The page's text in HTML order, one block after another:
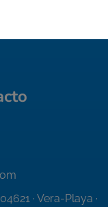
· Vera-Playa ·